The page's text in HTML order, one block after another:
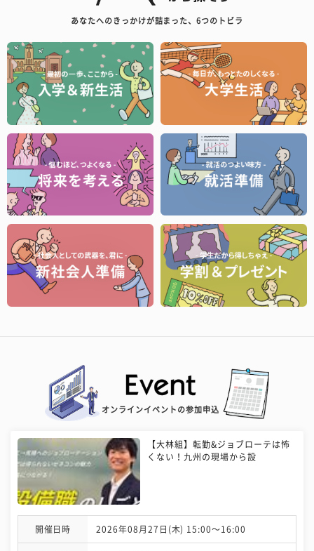
あなたへのきっかけが詰まった、6つのトビラ
オンラインイベントの参加申込
【大林組】転勤&ジョブローテは怖
くない！九州の現場から設
開催日時 2026年08月27日(木) 15:00〜16:00